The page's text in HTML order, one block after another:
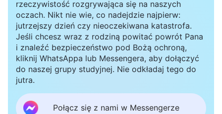
podkreślając wagę tego zadania, które jest misją
powierzoną nam przez Boga i którego nie wolno
przerywać. Nawet w trudnych sytuacjach, jak
obecnie, można nadal głosić ewangelię bliskim
znajomym, krewnym i przyjaciołom. Spytała,
przeczytaniu listu dotarło do mnie, że
rzeczywistość rozgrywająca się na naszych
oczach. Nikt nie wie, co nadejdzie najpierw:
jutrzejszy dzień czy nieoczekiwana katastrofa.
Jeśli chcesz wraz z rodziną powitać powrót Pana
i znaleźć bezpieczeństwo pod Bożą ochroną,
kliknij WhatsAppa lub Messengera, aby dołączyć
do naszej grupy studyjnej. Nie odkładaj tego do
jutra.
Połącz się z nami w Messengerze